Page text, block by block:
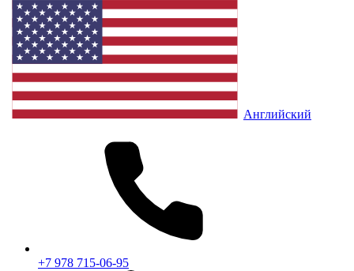
Английский
+7 978 715-06-95